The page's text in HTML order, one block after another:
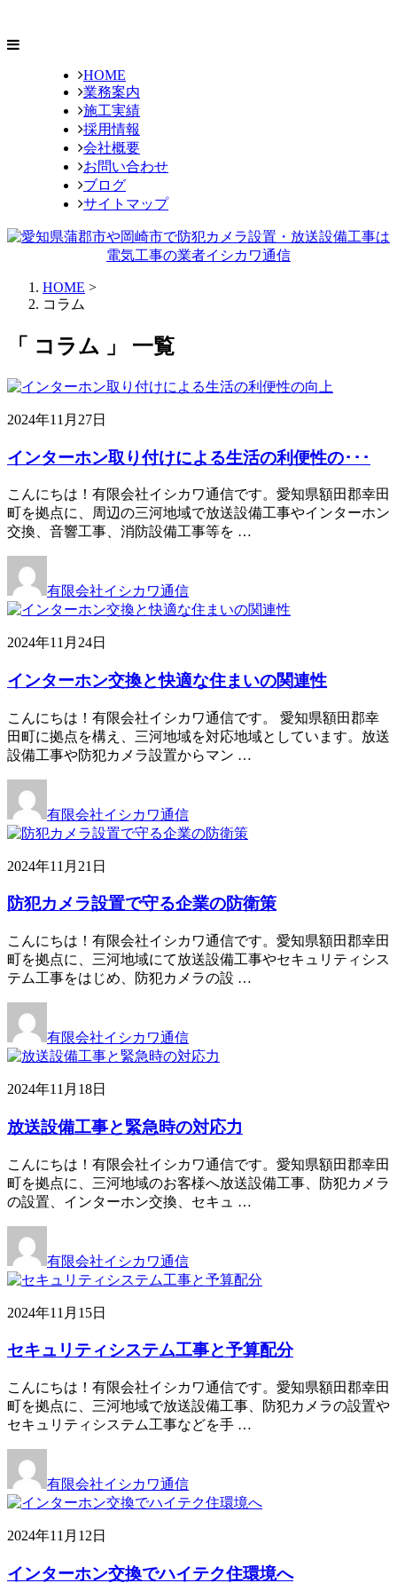
HOME
業務案内
施工実績
採用情報
会社概要
お問い合わせ
ブログ
サイトマップ
HOME >
コラム
「 コラム 」 一覧
2024年11月27日
インターホン取り付けによる生活の利便性の･･･
こんにちは！有限会社イシカワ通信です。愛知県額田郡幸田
町を拠点に、周辺の三河地域で放送設備工事やインターホン
交換、音響工事、消防設備工事等を …
有限会社イシカワ通信
2024年11月24日
インターホン交換と快適な住まいの関連性
こんにちは！有限会社イシカワ通信です。 愛知県額田郡幸
田町に拠点を構え、三河地域を対応地域としています。放送
設備工事や防犯カメラ設置からマン …
有限会社イシカワ通信
2024年11月21日
防犯カメラ設置で守る企業の防衛策
こんにちは！有限会社イシカワ通信です。愛知県額田郡幸田
町を拠点に、三河地域にて放送設備工事やセキュリティシス
テム工事をはじめ、防犯カメラの設 …
有限会社イシカワ通信
2024年11月18日
放送設備工事と緊急時の対応力
こんにちは！有限会社イシカワ通信です。愛知県額田郡幸田
町を拠点に、三河地域のお客様へ放送設備工事、防犯カメラ
の設置、インターホン交換、セキュ …
有限会社イシカワ通信
2024年11月15日
セキュリティシステム工事と予算配分
こんにちは！有限会社イシカワ通信です。愛知県額田郡幸田
町を拠点に、三河地域で放送設備工事、防犯カメラの設置や
セキュリティシステム工事などを手 …
有限会社イシカワ通信
2024年11月12日
インターホン交換でハイテク住環境へ